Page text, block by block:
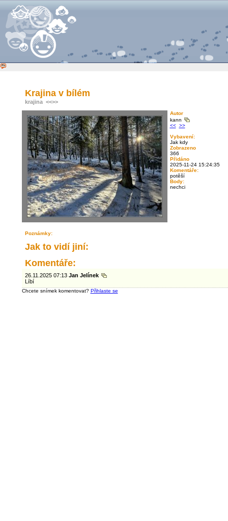
Krajina v bílém
krajina <<>>
Autor
kann
<< >>
Vybavení:
Jak kdy
Zobrazeno
366
Přidáno
2025-11-24 15:24:35
Komentáře:
potěší
Body:
nechci
Poznámky:
Jak to vidí jiní:
Komentáře:
26.11.2025 07:13Jan Jelínek
Líbí
Chcete snímek komentovat? Přihlaste se